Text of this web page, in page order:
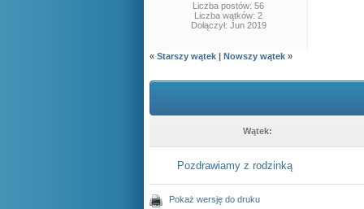
Liczba postów: 56
Liczba wątków: 2
Dołączył: Jun 2019
« Starszy wątek | Nowszy wątek »
Wątek:
Pozdrawiamy z rodzinką
Pokaż wersję do druku